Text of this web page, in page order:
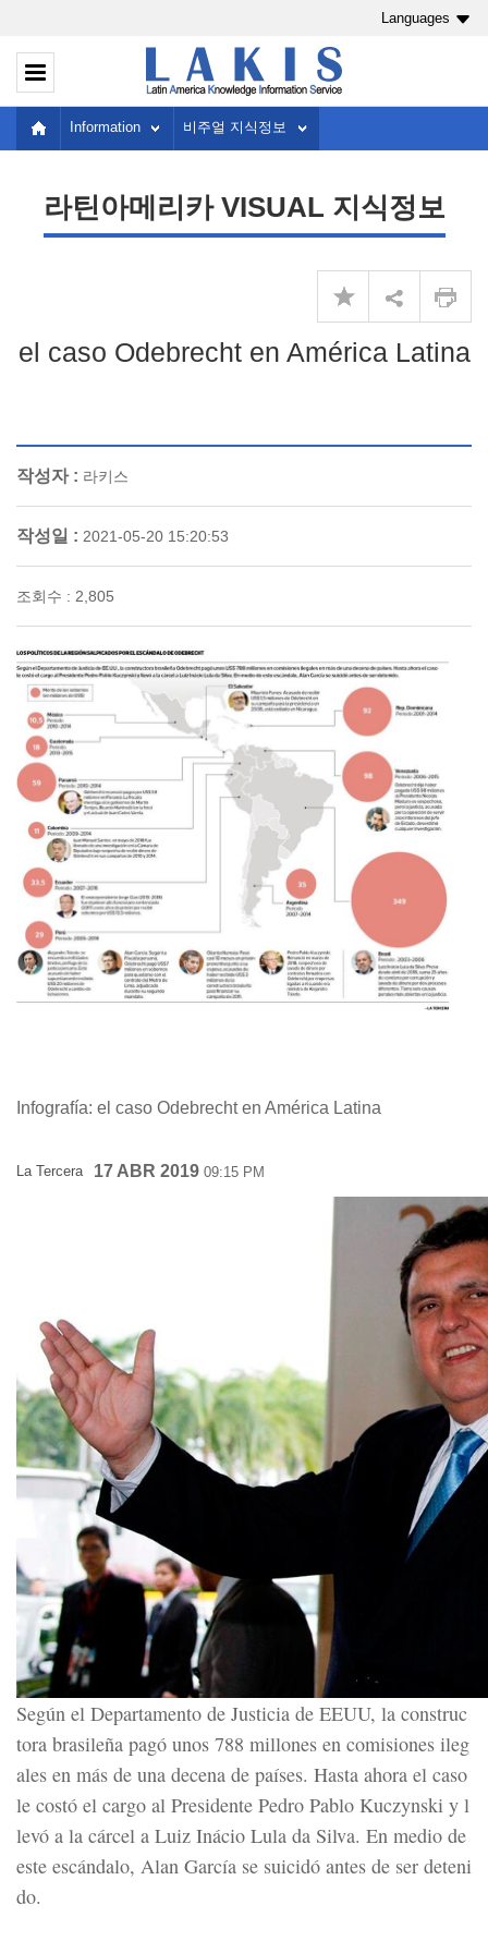
Languages
Information 비주얼 지식정보
라틴아메리카 VISUAL 지식정보
el caso Odebrecht en América Latina
작성자 : 라키스
작성일 : 2021-05-20 15:20:53
조회수 : 2,805
Infografía: el caso Odebrecht en América Latina
La Tercera 17 ABR 2019 09:15 PM
Según el Departamento de Justicia de EEUU, la construc
tora brasileña pagó unos 788 millones en comisiones ileg
ales en más de una decena de países. Hasta ahora el caso
le costó el cargo al Presidente Pedro Pablo Kuczynski y l
levó a la cárcel a Luiz Inácio Lula da Silva. En medio de
este escándalo, Alan García se suicidó antes de ser deteni
do.